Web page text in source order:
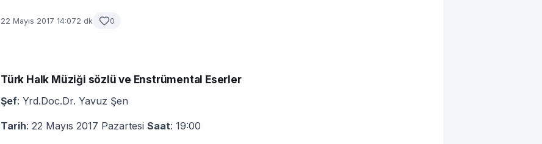
22 Mayıs 2017 14:072 dk 0
Türk Halk Müziği sözlü ve Enstrümental Eserler
Şef: Yrd.Doc.Dr. Yavuz Şen
Tarih: 22 Mayıs 2017 Pazartesi Saat: 19:00